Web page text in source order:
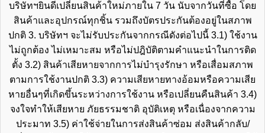
บริษัทฯยินดีเปลี่ยนสินค้าใหม่ภายใน 7 วัน นับจากวันที่ซื้อ โดย
สินค้าและอุปกรณ์ทุกชิ้น รวมถึงบัตรประกันต้องอยู่ในสภาพ
ปกติ 3. บริษัทฯ จะไม่รับประกันจากกรณีดังต่อไปนี้ 3.1) ใช้งาน
ไม่ถูกต้อง ไม่เหมาะสม หรือไม่ปฎิบัติตามคำแนะนำในการติด
ตั้ง 3.2) สินค้าเสียหายจากการไม่บำรุงรักษา หรือเสื่อมสภาพ
ตามการใช้งานปกติ 3.3) ความเสียหายทางอ้อมหรือความเสีย
หายอื่นๆที่เกิดขึ้นระหว่างการใช้งาน หรือเปลี่ยนคืนสินค้า 3.4)
จงใจทำให้เสียหาย ภัยธรรมชาติ อุบัติเหตุ หรือเนื่องจากความ
ประมาท 3.5) ค่าใช้จ่ายในการส่งสินค้าซ่อม ส่งสินค้ากลับ/